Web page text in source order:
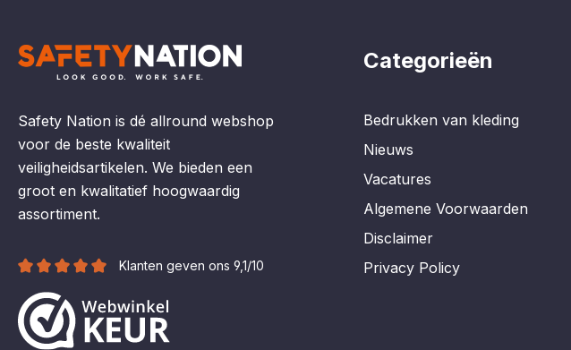
Safety Nation is dé allround webshop
voor de beste kwaliteit
veiligheidsartikelen. We bieden een
groot en kwalitatief hoogwaardig
assortiment.
Klanten geven ons 9,1/10
Categorieën
Bedrukken van kleding
Nieuws
Vacatures
Algemene Voorwaarden
Disclaimer
Privacy Policy